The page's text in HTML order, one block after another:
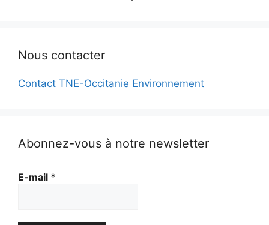
Nous contacter
Contact TNE-Occitanie Environnement
Abonnez-vous à notre newsletter
E-mail *